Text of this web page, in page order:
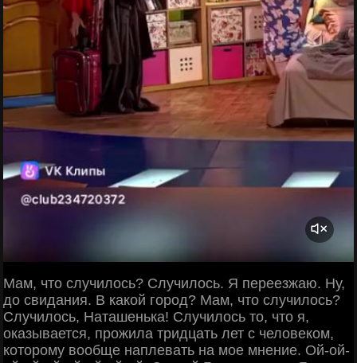
Мам, что случилось? Случилось. Я переезжаю. Ну,
до свидания. В какой город? Мам, что случилось?
Случилось, Наташенька! Случилось то, что я,
оказывается, прожила тридцать лет с человеком,
которому вообще наплевать на мое мнение. Ой-ой-